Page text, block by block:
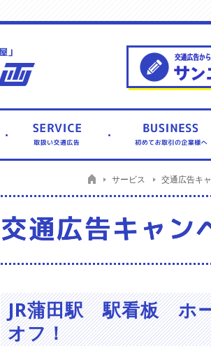
サービス 交通広告キ
JR蒲田駅 駅看板 ホ
オフ！